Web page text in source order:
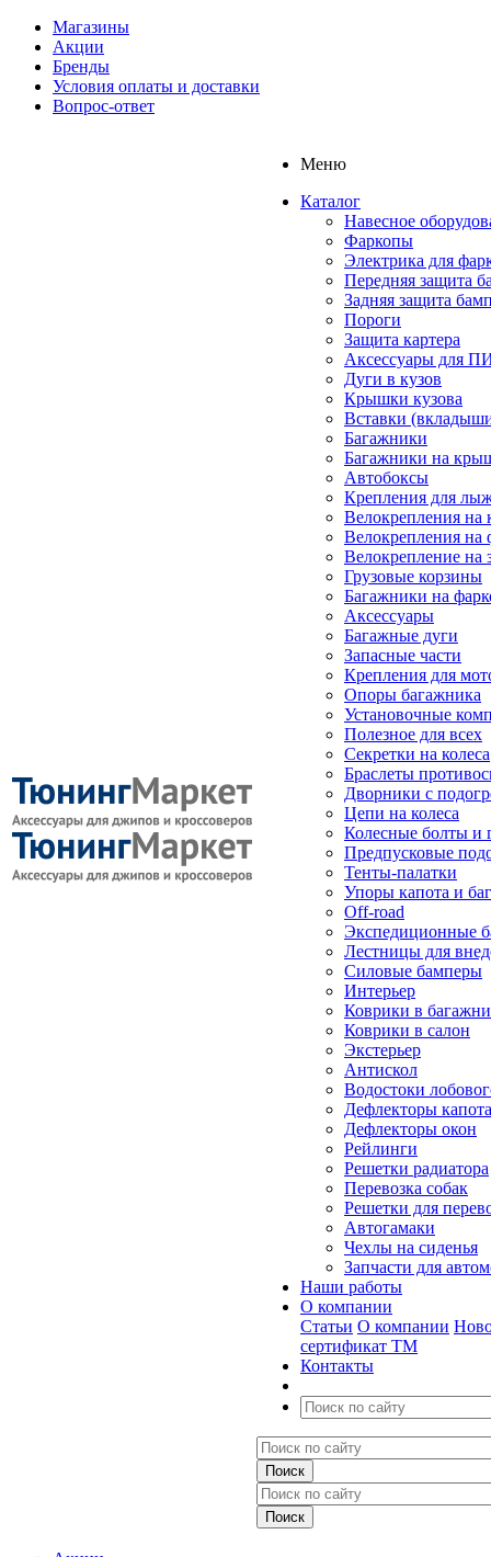
Магазины
Акции
Бренды
Условия оплаты и доставки
Вопрос-ответ
Меню
Каталог
Навесное
Фаркопы
Электрика для
Передняя защита
Задняя защита
Пороги
Защита картера
Аксессуары для
Дуги в кузов
Крышки кузова
Вставки
Багажники
Багажники на
Автобоксы
Крепления для
Велокрепления
Велокрепления на
Велокрепление на
Грузовые корзины
Багажники на
Аксессуары
Багажные дуги
Запасные части
Крепления для
Опоры багажника
Установочные
Полезное для всех
Секретки на колеса
Браслеты
Дворники с
Цепи на колеса
Колесные болты и
Предпусковые
Тенты-палатки
Упоры капота и
Off-road
Экспедиционные
Лестницы для
Силовые бамперы
Интерьер
Коврики в
Коврики в салон
Экстерьер
Антискол
Водостоки
Дефлекторы капота
Дефлекторы окон
Рейлинги
Решетки радиатора
Перевозка собак
Решетки для
Автогамаки
Чехлы на сиденья
Запчасти для
Наши работы
О компании
Статьи О компании
сертификат ТМ
Контакты